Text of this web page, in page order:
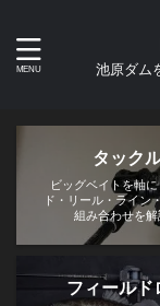
池原ダム
タック
ビッグベイトを軸
ド・リール・ライン
組み合わせを解
フィールド